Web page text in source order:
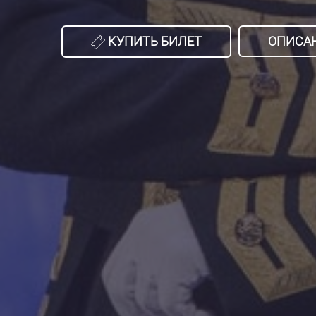
КУПИТЬ БИЛЕТ